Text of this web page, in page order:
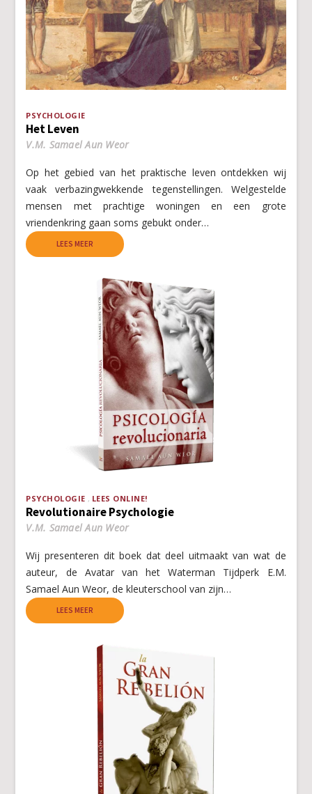
PSYCHOLOGIE
Het Leven
V.M. Samael Aun Weor
Op het gebied van het praktische leven ontdekken wij
vaak verbazingwekkende tegenstellingen. Welgestelde
mensen met prachtige woningen en een grote
vriendenkring gaan soms gebukt onder…
LEES MEER
PSYCHOLOGIE LEES ONLINE!
Revolutionaire Psychologie
V.M. Samael Aun Weor
Wij presenteren dit boek dat deel uitmaakt van wat de
auteur, de Avatar van het Waterman Tijdperk E.M.
Samael Aun Weor, de kleuterschool van zijn…
LEES MEER